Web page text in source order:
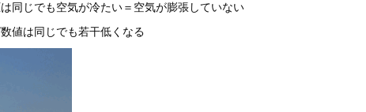
同じでも空気が冷たい＝空気が膨張していない
値は同じでも若干低くなる